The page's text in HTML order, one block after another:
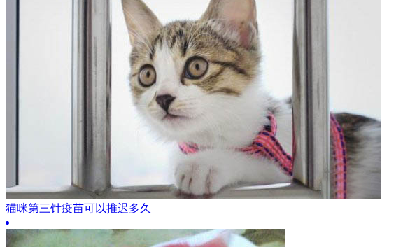
猫咪第三针疫苗可以推迟多久